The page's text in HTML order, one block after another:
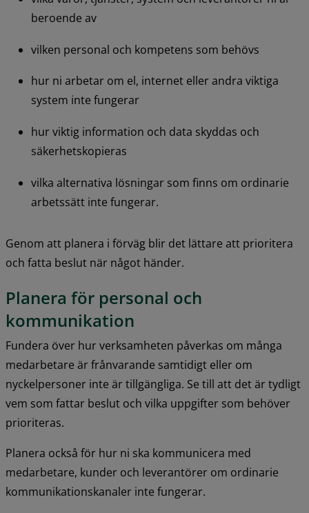
beroende av
vilken personal och kompetens som behövs
hur ni arbetar om el, internet eller andra viktiga
system inte fungerar
hur viktig information och data skyddas och
säkerhetskopieras
vilka alternativa lösningar som finns om ordinarie
arbetssätt inte fungerar.
Genom att planera i förväg blir det lättare att prioritera
och fatta beslut när något händer.
Planera för personal och
kommunikation
Fundera över hur verksamheten påverkas om många
medarbetare är frånvarande samtidigt eller om
nyckelpersoner inte är tillgängliga. Se till att det är tydligt
vem som fattar beslut och vilka uppgifter som behöver
prioriteras.
Planera också för hur ni ska kommunicera med
medarbetare, kunder och leverantörer om ordinarie
kommunikationskanaler inte fungerar.